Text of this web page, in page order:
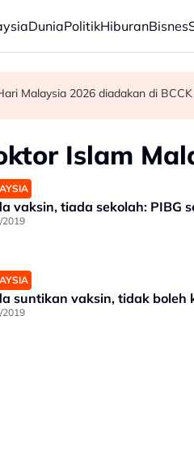
DuniaPolitikHiburanBisnes
terbuka kerjasama politik, optimis
Semua laluan masuk ke Gunung
Malaysia 2026 diadakan di
Islam
vaksin, tiada sekolah: PIBG
2019
suntikan vaksin, tidak boleh
2019